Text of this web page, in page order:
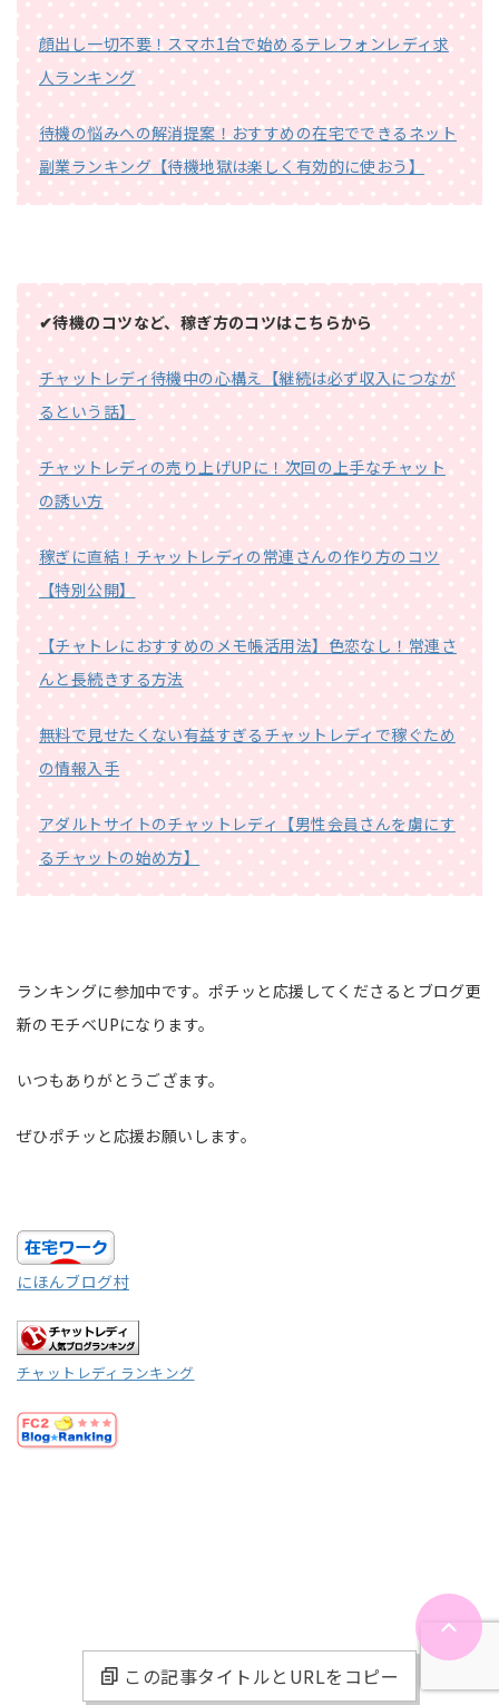
顔出し一切不要！スマホ1台で始めるテレフォンレディ求
人ランキング
待機の悩みへの解消提案！おすすめの在宅でできるネット
副業ランキング【待機地獄は楽しく有効的に使おう】
✔待機のコツなど、稼ぎ方のコツはこちらから
チャットレディ待機中の心構え【継続は必ず収入につなが
るという話】
チャットレディの売り上げUPに！次回の上手なチャット
の誘い方
稼ぎに直結！チャットレディの常連さんの作り方のコツ
【特別公開】
【チャトレにおすすめのメモ帳活用法】色恋なし！常連さ
んと長続きする方法
無料で見せたくない有益すぎるチャットレディで稼ぐため
の情報入手
アダルトサイトのチャットレディ【男性会員さんを虜にす
るチャットの始め方】
ランキングに参加中です。ポチッと応援してくださるとブログ更
新のモチベUPになります。
いつもありがとうござます。
ぜひポチッと応援お願いします。
にほんブログ村
チャットレディランキング
この記事タイトルとURLをコピー